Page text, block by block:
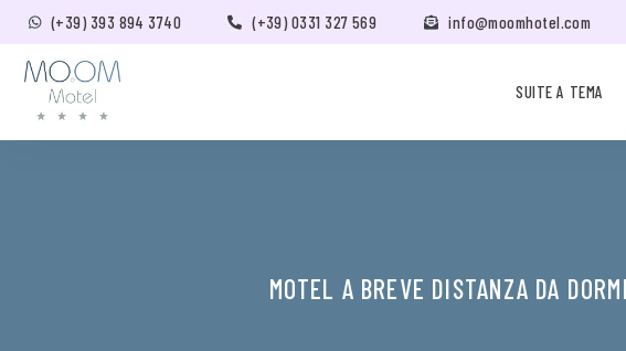
(+39) 393 894 3740 (+39) 0331 327 569 info@moomhotel.com
SUITE A TEMA
MOTEL A BREVE DISTANZA DA